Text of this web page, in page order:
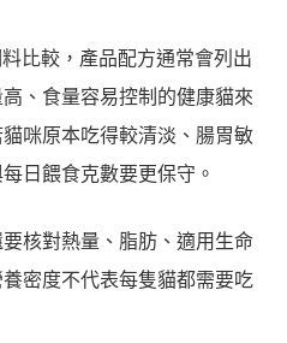
比較，產品配方通常會列出
、食量容易控制的健康貓來
咪原本吃得較清淡、腸胃敏
日餵食克數要更保守。
核對熱量、脂肪、適用生命
密度不代表每隻貓都需要吃